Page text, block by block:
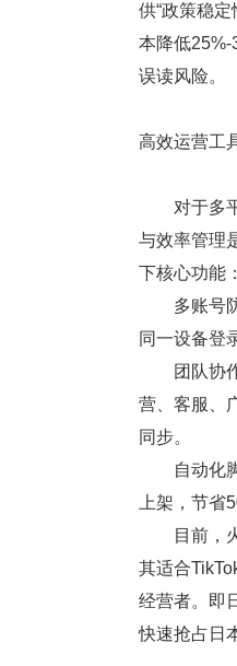
供“政策稳
本降低25%-
误读风险。
高效运营工
对于多平
与效率管理
下核心功能：
多账号防
同一设备登
团队协作
营、客服、
同步。
自动化脚
上架，节省
目前，火
其适合
经营者。即
快速抢占日